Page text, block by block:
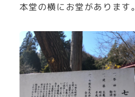
本堂の横にお堂があります。